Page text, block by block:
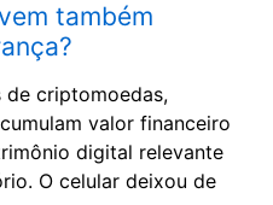
também
criptomoedas,
valor financeiro
digital relevante
O celular deixou de